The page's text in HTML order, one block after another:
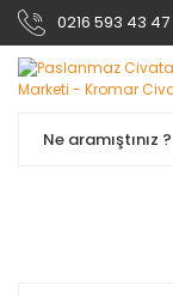
0216 593 43 47